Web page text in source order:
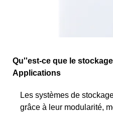
Qu''est-ce que le
Applications
Les systèmes de
grâce à leur modularité,